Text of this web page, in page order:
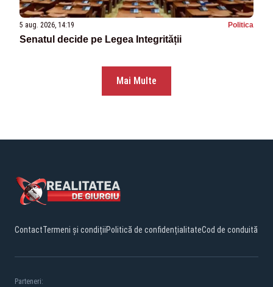
5 aug. 2026, 14:19 Politica
Senatul decide pe Legea Integrității
Mai Multe
ContactTermeni și condițiiPolitică de confidențialitateCod de conduită
Parteneri: